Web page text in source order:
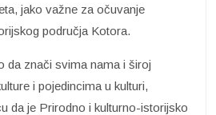
jako važne za očuvanje
područja Kotora.
da znači svima nama i široj
i pojedincima u kulturi,
da je Prirodno i kulturno-istorijsko